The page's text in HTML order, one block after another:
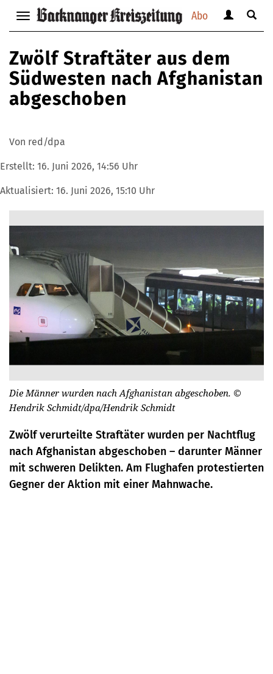
Abo
Navigation
anzeigen
bzw.
verbergen
anzeigen
verbergen
Suche
Zwölf Straftäter aus dem
Südwesten nach Afghanistan
abgeschoben
Von red/dpa
Erstellt: 16. Juni 2026, 14:56 Uhr
Aktualisiert: 16. Juni 2026, 15:10 Uhr
Die Männer wurden nach Afghanistan abgeschoben. ©
Hendrik Schmidt/dpa/Hendrik Schmidt
Zwölf verurteilte Straftäter wurden per Nachtflug
nach Afghanistan abgeschoben – darunter Männer
mit schweren Delikten. Am Flughafen protestierten
Gegner der Aktion mit einer Mahnwache.